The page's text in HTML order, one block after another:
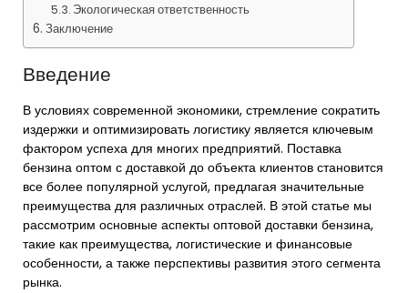
Экологическая ответственность
Заключение
Введение
В условиях современной экономики, стремление сократить
издержки и оптимизировать логистику является ключевым
фактором успеха для многих предприятий. Поставка
бензина оптом с доставкой до объекта клиентов становится
все более популярной услугой, предлагая значительные
преимущества для различных отраслей. В этой статье мы
рассмотрим основные аспекты оптовой доставки бензина,
такие как преимущества, логистические и финансовые
особенности, а также перспективы развития этого сегмента
рынка.